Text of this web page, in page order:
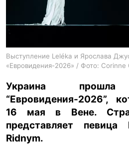
ru en
Выступление Leléka и Ярослава
«Евровидения-2026» / Фото: Corinne
Украина
“Евровидения-2026”,
16 мая в Вене.
представляет
Ridnym.